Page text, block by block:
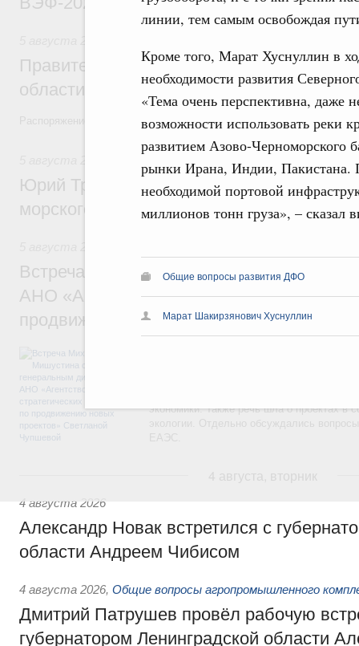
линии, тем самым освобождая
Кроме того, Марат Хуснуллин в
необходимости развития
«Тема очень перспективна, даже
возможности использовать реки
развитием Азово-Черноморского
рынки Ирана, Индии, Пакистана.
необходимой портовой
миллионов тонн груза», – сказал
Общие вопросы развития ДФО
Марат Шакирзянович Хуснуллин
Правительство увеличило объём
области в рамках федерального
Распоряжение от 3 августа 2026 года №2067-р
Юрий Трутнев: Дноуглубительный флот
морского пути будет создан
Встреча Михаила Мишустина с
АНО «Агентство стратегических
продвижению новых проектов»
экономики. Также речь шла о проектах в
4 августа 2026
Александр Новак встретился с
области Андреем Чибисом
4 августа 2026, Общие вопросы агропромышленного
Дмитрий Патрушев провёл рабочую
губернатором Ленинградской области